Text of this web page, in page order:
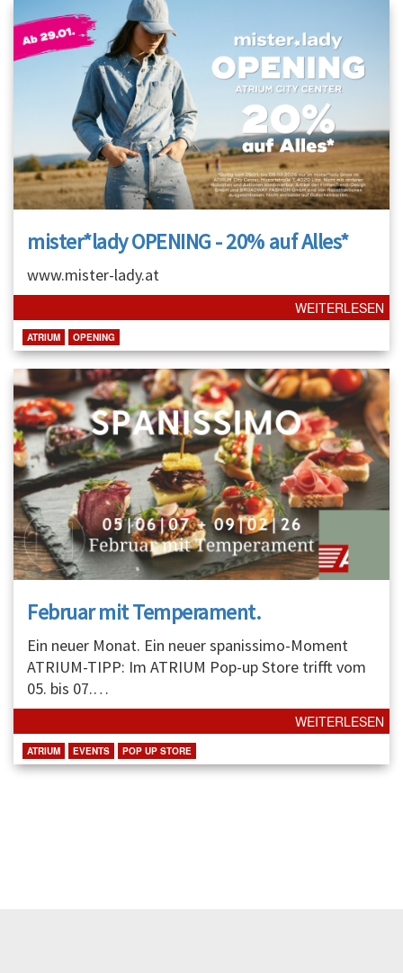
mister*lady OPENING - 20% auf Alles*
www.mister-lady.at
WEITERLESEN
ATRIUM OPENING
Februar mit Temperament.
Ein neuer Monat. Ein neuer spanissimo-Moment
ATRIUM-TIPP: Im ATRIUM Pop-up Store trifft vom
05. bis 07.…
WEITERLESEN
ATRIUM EVENTS POP UP STORE